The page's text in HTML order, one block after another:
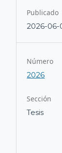
Publicado
2026-06-
Número
2026
Sección
Tesis